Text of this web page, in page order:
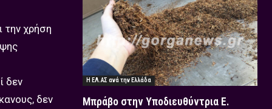
την χρήση
δεν
δεν
Η ΕΛ.ΑΣ ανά την Ελλάδα
Μπράβο στην Υποδιευθύντρια Ε.